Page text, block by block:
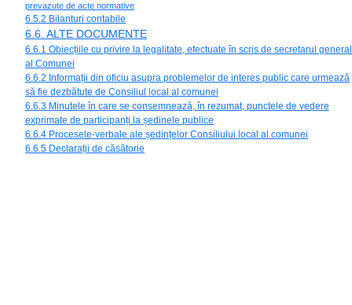
prevazute de acte normative
6.5.2 Bilanturi contabile
6.6. ALTE DOCUMENTE
6.6.1 Obiecțiile cu privire la legalitate, efectuate în scris de secretarul general
al Comunei
6.6.2 Informații din oficiu asupra problemelor de interes public care urmează
să fie dezbătute de Consiliul local al comunei
6.6.3 Minutele în care se consemnează, în rezumat, punctele de vedere
exprimate de participanți la ședinele publice
6.6.4 Procesele-verbale ale ședințelor Consiliului local al comunei
6.6.5 Declarații de căsătorie